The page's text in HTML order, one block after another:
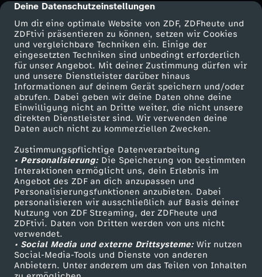
cmp-dialog-description
Deine Datenschutzeinstellungen
Um dir eine optimale Website von ZDF, ZDFheute und
ZDFtivi präsentieren zu können, setzen wir Cookies
und vergleichbare Techniken ein. Einige der
eingesetzten Techniken sind unbedingt erforderlich
für unser Angebot. Mit deiner Zustimmung dürfen wir
und unsere Dienstleister darüber hinaus
Informationen auf deinem Gerät speichern und/oder
abrufen. Dabei geben wir deine Daten ohne deine
Einwilligung nicht an Dritte weiter, die nicht unsere
direkten Dienstleister sind. Wir verwenden deine
Daten auch nicht zu kommerziellen Zwecken.
Zustimmungspflichtige Datenverarbeitung
• Personalisierung:Die Speicherung von bestimmten
Interaktionen ermöglicht uns, dein Erlebnis im
Angebot des ZDF an dich anzupassen und
Personalisierungsfunktionen anzubieten. Dabei
personalisieren wir ausschließlich auf Basis deiner
Nutzung von ZDF Streaming, der ZDFheute und
ZDFtivi. Daten von Dritten werden von uns nicht
verwendet.
• Social Media und externe Drittsysteme:Wir nutzen
Social-Media-Tools und Dienste von anderen
Anbietern. Unter anderem um das Teilen von Inhalten
i
n
e
f
o
l
g
e
n
Mehr ZDF
ZDF-Apps
Smart TV
ZDFtext
Livestreams
Sendungen A-Z
TV-Programm
Service
ZDFmitreden
Kontakt zum ZDF
Tickets
Zuschauerservice
Hilfe
ZDF Unternehmen
Karriere